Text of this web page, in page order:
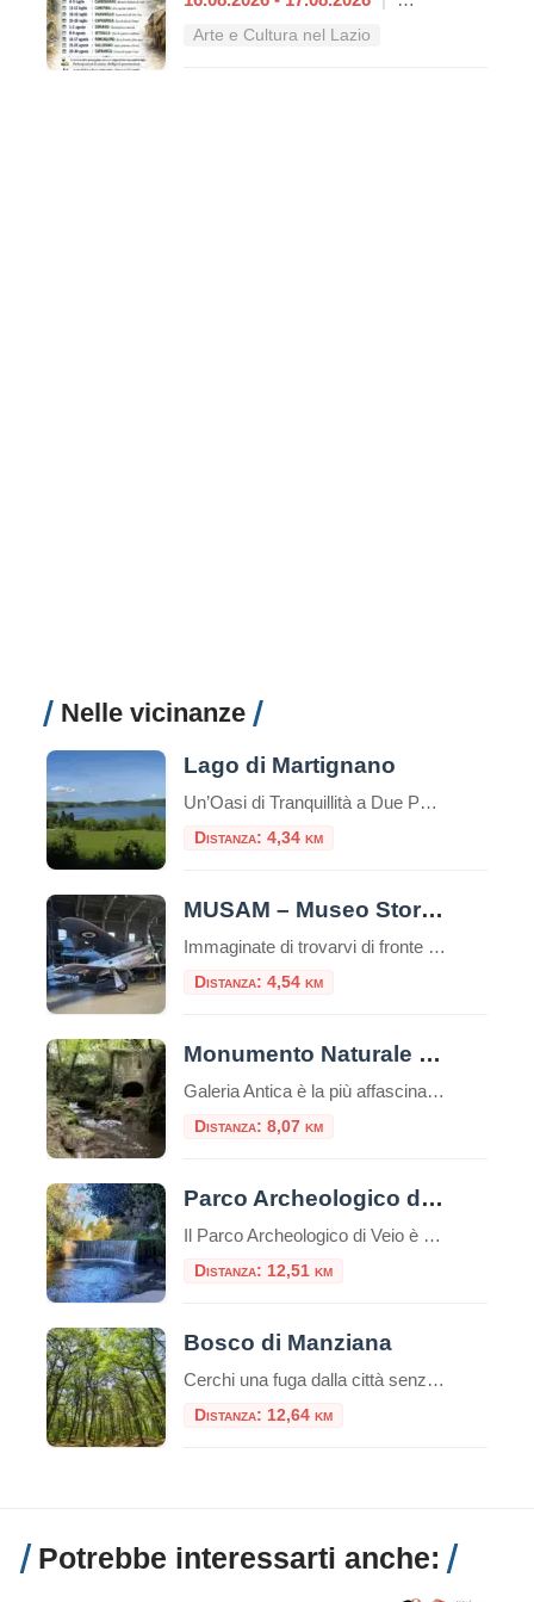
Arte e Cultura nel Lazio
Nelle vicinanze
Lago di Martignano
Un’Oasi di Tranquillità a Due Passi da Roma Nel cuore della campagna romana, a soli 30 chilometri dalla Capitale, si nasconde uno dei tesori naturali più preziosi del Lazio: il Lago di Martignano. Questo specchio d’acqua dalle acque cristalline rappresenta una delle destinazioni più affascinanti per chi cerca un rifugio dalla frenesia urbana, immerso in […]
Distanza: 4,34 km
MUSAM – Museo Storico dell’Aeronautica Militare
Immaginate di trovarvi di fronte ai velivoli che hanno scritto la storia dell’aviazione italiana, circondati dalle acque cristalline del Lago di Bracciano. Benvenuti al MUSAM, il Museo Storico dell’Aeronautica Militare di Vigna di Valle, uno dei più importanti musei aeronautici al mondo e una destinazione imperdibile per chi ama la storia, la tecnologia e l’avventura […]
Distanza: 4,54 km
Monumento Naturale di Galeria Antica
Galeria Antica è la più affascinante tra le città morte del Lazio. Le rovine di questo borgo medievale, le cui origini risalgono probabilmente al tempo degli etruschi, sono arroccate su un alto sperone di tufo lambito dal fiume Arrone, nei pressi della
Distanza: 8,07 km
Parco Archeologico di Veio
Il Parco Archeologico di Veio è una perla poco conosciuta a due passi da Roma, un’area dove storia e natura si fondono armoniosamente, regalando un’esperienza suggestiva tra sentieri immersi nel verde, necropoli etrusche, antiche vie romane e cascate nascoste. Ecco tutto quello che c’è da sapere per visitarlo. Dove si trova Il Parco di Veio […]
Distanza: 12,51 km
Bosco di Manziana
Cerchi una fuga dalla città senza allontanarti troppo? Ti portiamo alla scoperta di un tesoro nascosto del Lazio che ti lascerà a bocca aperta! Immagina di camminare in un bosco incantato dove faggi secolari creano una cattedrale naturale, dove l’aria profuma di muschio e terra umida, e dove ogni passo ti porta sempre più lontano […]
Distanza: 12,64 km
Potrebbe interessarti anche: